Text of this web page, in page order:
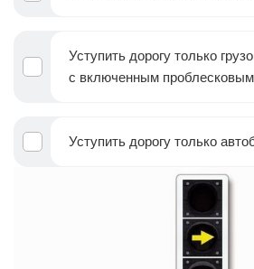
Уступить дорогу только
с включенным
Уступить дорогу только